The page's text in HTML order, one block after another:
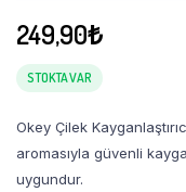
249,90₺
STOKTA VAR
Okey Çilek
aromasıyla güvenli
uygundur.